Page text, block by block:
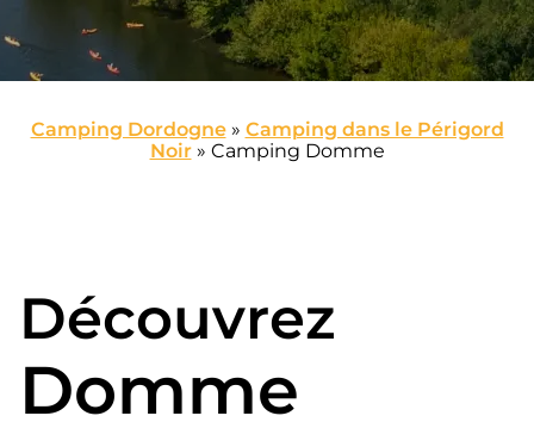
Camping Dordogne» Camping dans le Périgord
Noir» Camping Domme
Découvrez
Domme